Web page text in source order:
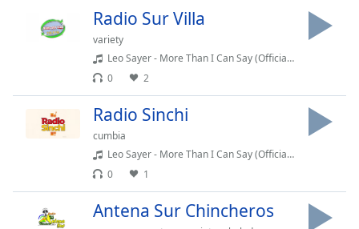
Beginning
Escape
Radio Sur Villa
variety
Leo Sayer - More Than I Can Say (Official HD ).m4a
0
2
Radio Sinchi
cumbia
Leo Sayer - More Than I Can Say (Official HD ).m4a
0
1
Antena Sur Chincheros